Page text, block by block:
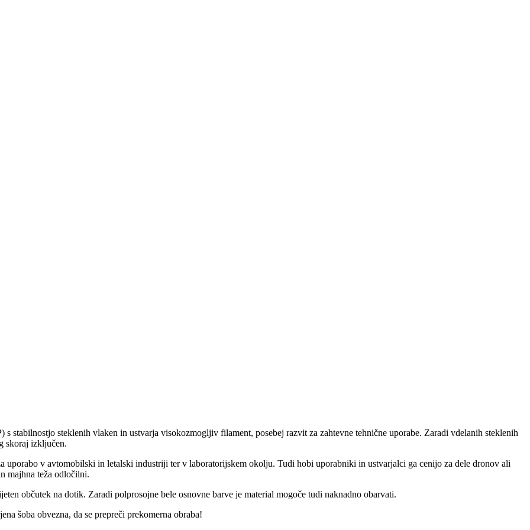
s stabilnostjo steklenih vlaken in ustvarja visokozmogljiv filament, posebej razvit za zahtevne tehnične uporabe. Zaradi vdelanih steklenih
skoraj izključen.
uporabo v avtomobilski in letalski industriji ter v laboratorijskem okolju. Tudi hobi uporabniki in ustvarjalci ga cenijo za dele dronov ali
majhna teža odločilni.
občutek na dotik. Zaradi polprosojne bele osnovne barve je material mogoče tudi naknadno obarvati.
šoba obvezna, da se prepreči prekomerna obraba!